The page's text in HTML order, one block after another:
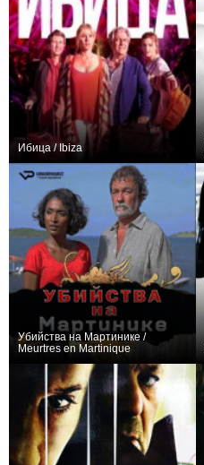
Ибица / Ibiza
Убийства на Мартинике /
Meurtres en Martinique